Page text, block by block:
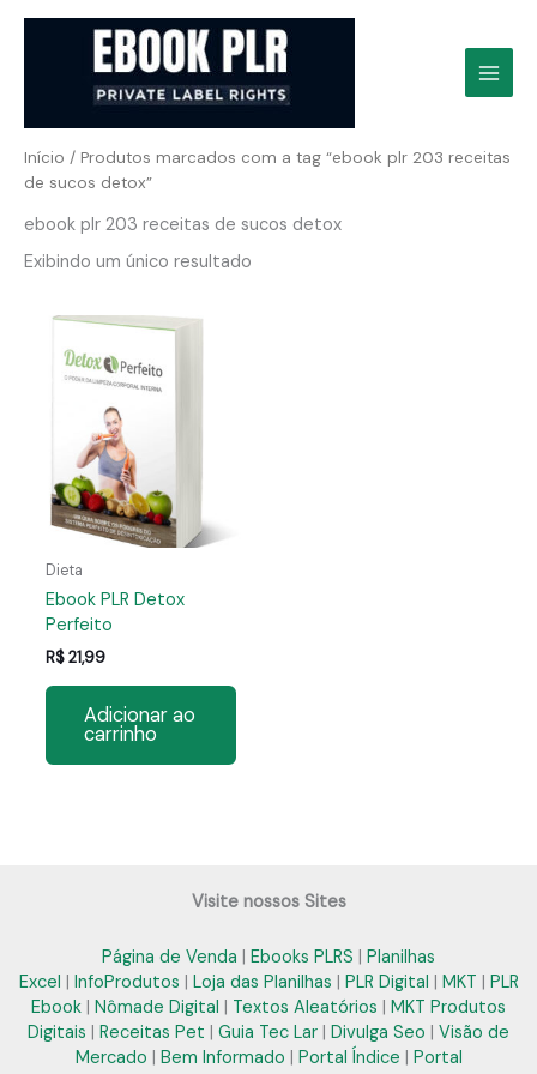
Início / Produtos marcados com a tag “ebook plr 203 receitas
de sucos detox”
ebook plr 203 receitas de sucos detox
Exibindo um único resultado
Dieta
Ebook PLR Detox
Perfeito
R$21,99
Adicionar ao
carrinho
Visite nossos Sites
Página de Venda | Ebooks PLRS | Planilhas
Excel | InfoProdutos | Loja das Planilhas | PLR Digital | MKT | PLR
Ebook | Nômade Digital | Textos Aleatórios | MKT Produtos
Digitais | Receitas Pet | Guia Tec Lar | Divulga Seo | Visão de
Mercado | Bem Informado | Portal Índice | Portal